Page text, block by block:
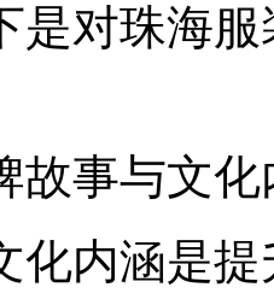
是对珠海
故事与文化
化内涵是